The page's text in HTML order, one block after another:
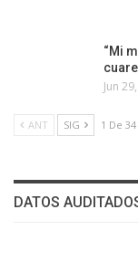
“Mi
Jun
ANT SIG 1 De 34
DATOS